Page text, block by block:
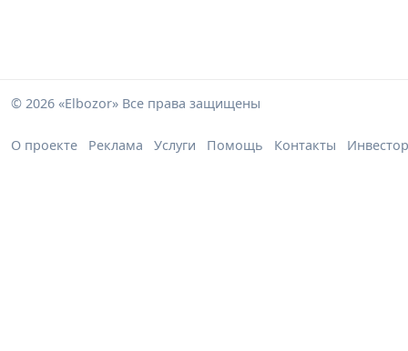
© 2026 «Elbozor» Все права защищены
О проекте Реклама Услуги Помощь Контакты